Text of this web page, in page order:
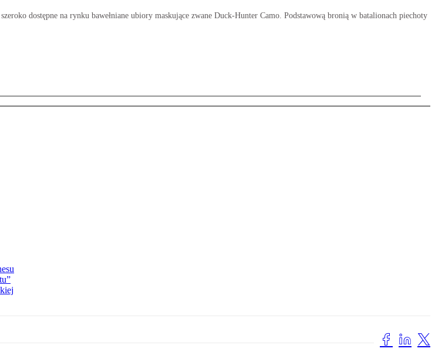
dostępne na rynku bawełniane ubiory maskujące zwane Duck-Hunter Camo. Podstawową bronią w batalionach piechoty